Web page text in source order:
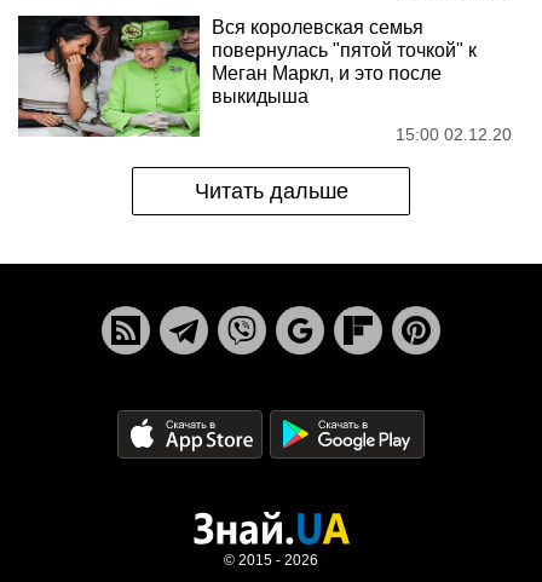
Вся королевская семья
повернулась "пятой точкой" к
Меган Маркл, и это после
выкидыша
15:00 02.12.20
Читать дальше
© 2015 - 2026